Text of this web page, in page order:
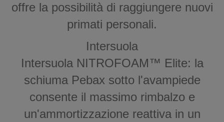
offre la possibilità di raggiungere nuovi
primati personali.
Intersuola
Intersuola NITROFOAM™ Elite: la
schiuma Pebax sotto l'avampiede
consente il massimo rimbalzo e
un'ammortizzazione reattiva in un